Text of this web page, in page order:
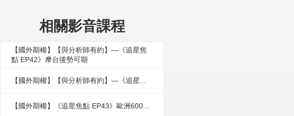
相關影音課程
【國外期權】【與分析師有約】—《追星焦
點 EP42》摩台後勢可期
【國外期權】【與分析師有約】—《追星...
【國外期權】《追星焦點 EP43》歐洲600...